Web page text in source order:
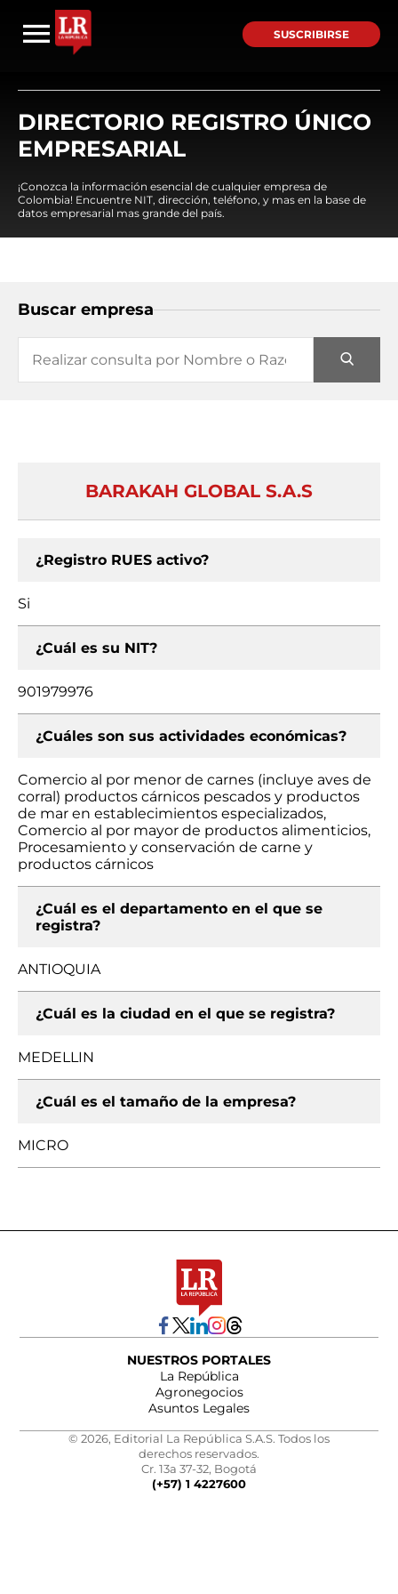
SUSCRIBIRSE
DIRECTORIO REGISTRO ÚNICO
EMPRESARIAL
¡Conozca la información esencial de cualquier empresa de
Colombia! Encuentre NIT, dirección, teléfono, y mas en la base de
datos empresarial mas grande del país.
Buscar empresa
BARAKAH GLOBAL S.A.S
¿Registro RUES activo?
Si
¿Cuál es su NIT?
901979976
¿Cuáles son sus actividades económicas?
Comercio al por menor de carnes (incluye aves de
corral) productos cárnicos pescados y productos
de mar en establecimientos especializados,
Comercio al por mayor de productos alimenticios,
Procesamiento y conservación de carne y
productos cárnicos
¿Cuál es el departamento en el que se
registra?
ANTIOQUIA
¿Cuál es la ciudad en el que se registra?
MEDELLIN
¿Cuál es el tamaño de la empresa?
MICRO
NUESTROS PORTALES
La República
Agronegocios
Asuntos Legales
© 2026, Editorial La República S.A.S. Todos los
derechos reservados.
Cr. 13a 37-32, Bogotá
(+57) 1 4227600